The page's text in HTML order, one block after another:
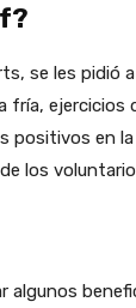
se les pidió
fría, ejercicios
positivos en
los
algunos